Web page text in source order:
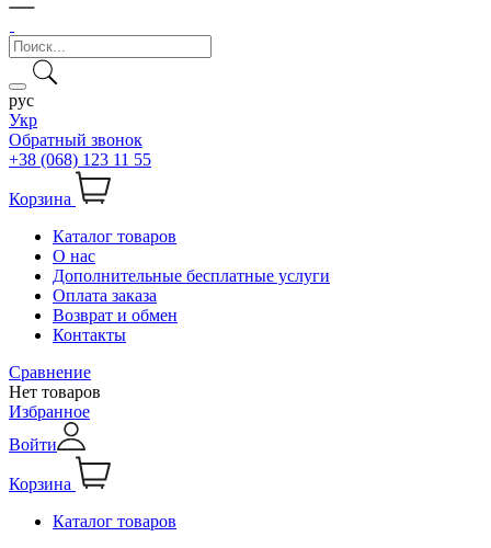
рус
Укр
Обратный звонок
+38 (068) 123 11 55
Корзина
Каталог товаров
О нас
Дополнительные бесплатные услуги
Оплата заказа
Возврат и обмен
Контакты
Сравнение
Нет товаров
Избранное
Войти
Корзина
Каталог товаров